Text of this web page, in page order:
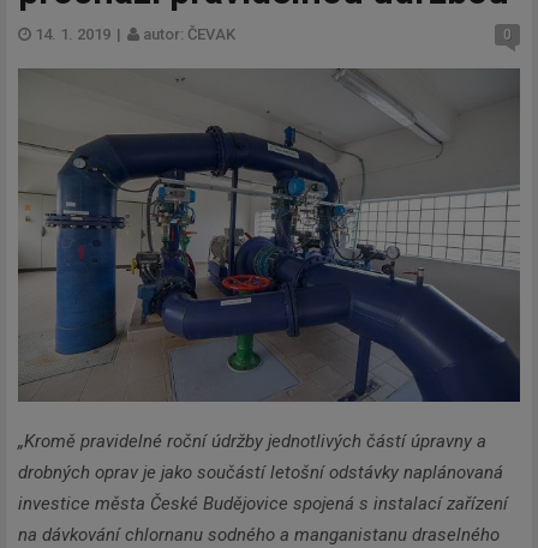
14. 1. 2019 | autor: ČEVAK 0
„Kromě pravidelné roční údržby jednotlivých částí úpravny a
drobných oprav je jako součástí letošní odstávky naplánovaná
investice města České Budějovice spojená s instalací zařízení
na dávkování chlornanu sodného a manganistanu draselného